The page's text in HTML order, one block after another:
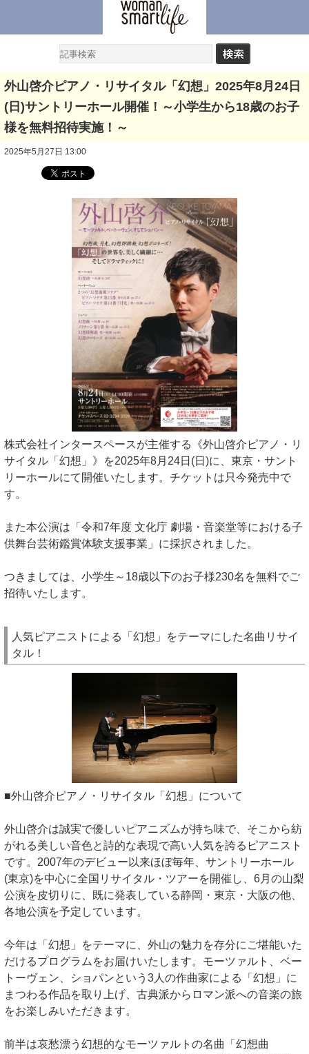
外山啓介ピアノ・リサイタル「幻想」2025年8月24日
(日)サントリーホール開催！～小学生から18歳のお子
様を無料招待実施！～
2025年5月27日 13:00
株式会社インタースペースが主催する《外山啓介ピアノ・リ
サイタル「幻想」》を2025年8月24日(日)に、東京・サント
リーホールにて開催いたします。チケットは只今発売中で
す。
また本公演は「令和7年度 文化庁 劇場・音楽堂等における子
供舞台芸術鑑賞体験支援事業」に採択されました。
つきましては、小学生～18歳以下のお子様230名を無料でご
招待いたします。
人気ピアニストによる「幻想」をテーマにした名曲リサイ
タル！
■外山啓介ピアノ・リサイタル「幻想」について
外山啓介は誠実で優しいピアニズムが持ち味で、そこから紡
がれる美しい音色と詩的な表現で高い人気を誇るピアニスト
です。2007年のデビュー以来ほぼ毎年、サントリーホール
(東京)を中心に全国リサイタル・ツアーを開催し、6月の山梨
公演を皮切りに、既に発表している静岡・東京・大阪の他、
各地公演を予定しています。
今年は「幻想」をテーマに、外山の魅力を存分にご堪能いた
だけるプログラムをお届けいたします。モーツァルト、ベー
トーヴェン、ショパンという3人の作曲家による「幻想」に
まつわる作品を取り上げ、古典派からロマン派への音楽の旅
をお楽しみいただきます。
前半は哀愁漂う幻想的なモーツァルトの名曲「幻想曲